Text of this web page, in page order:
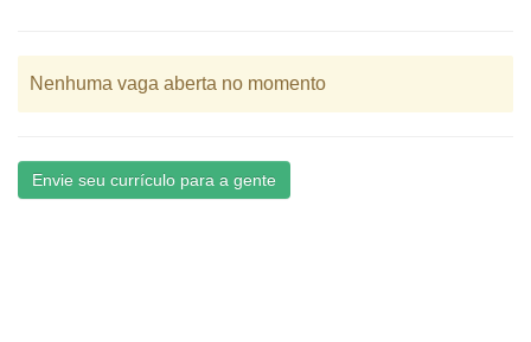
Nenhuma vaga aberta no momento
Envie seu currículo para a gente